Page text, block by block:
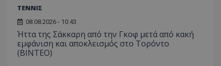
ΤΕΝΝΙΣ
08.08.2026 - 10:43
Ήττα της Σάκκαρη από την Γκοφ μετά από κακή
εμφάνιση και αποκλεισμός στο Τορόντο
(ΒΙΝΤΕΟ)